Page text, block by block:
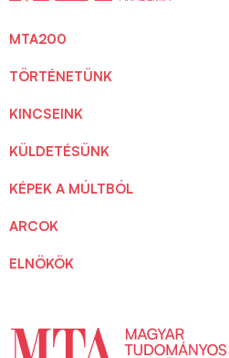
MTA200
TÖRTÉNETÜNK
KINCSEINK
KÜLDETÉSÜNK
KÉPEK A MÚLTBÓL
ARCOK
ELNÖKÖK